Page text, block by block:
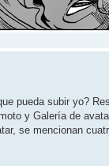
pueda subir yo?
y Galería de
se mencionan